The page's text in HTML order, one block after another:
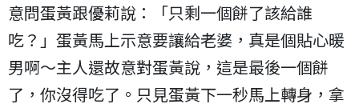
意問蛋黃跟優莉說：「只剩一個餅了該給誰
吃？」蛋黃馬上示意要讓給老婆，真是個貼心暖
男啊～主人還故意對蛋黃說，這是最後一個餅
了，你沒得吃了。只見蛋黃下一秒馬上轉身，拿